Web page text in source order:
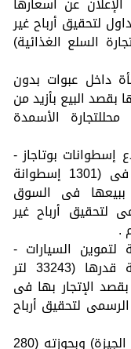
لتحقيق أرباح غير
السلع الغذائية)
داخل عبوات بدون
بقصد البيع بأزيد من
الأسمدة
بوتاجاز -
بمحافظة بنى سويف) لتصرفه فى (1301 إسطوانة
ببيعها فى السوق
لتحقيق أرباح غير
.
السيارات -
بمحافظة القاهرة)وبحوزته كمية قدرها (33243 لتر
بقصد الإتجار بها فى
لتحقيق أرباح
ضبط(مالك مخبز بلدى - بمحافظة الجيزة) وبحوزته (280